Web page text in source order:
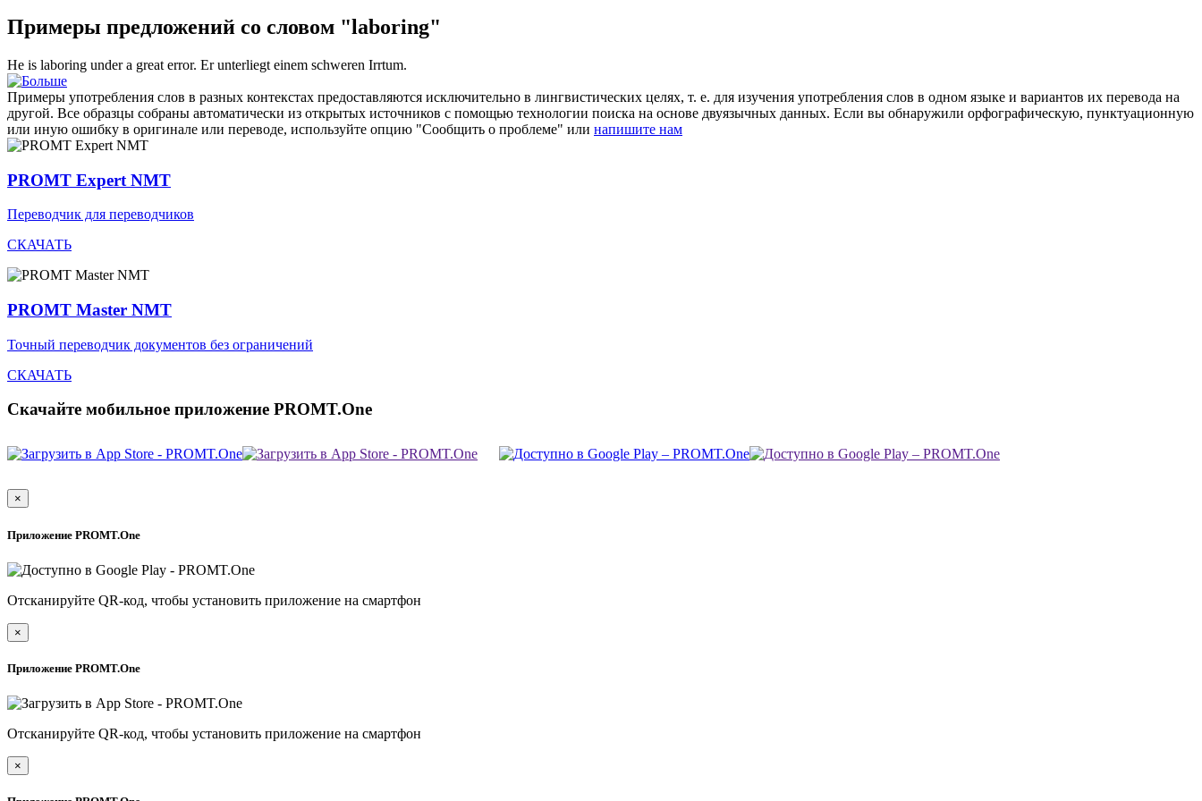
Примеры предложений со словом "laboring"
He is laboring under a great error. Er unterliegt einem schweren Irrtum.
Примеры употребления слов в разных контекстах предоставляются исключительно в лингвистических целях, т. е. для изучения употребления слов в одном языке и вариантов их перевода на
другой. Все образцы собраны автоматически из открытых источников с помощью технологии поиска на основе двуязычных данных. Если вы обнаружили орфографическую, пунктуационную
или иную ошибку в оригинале или переводе, используйте опцию "Сообщить о проблеме" или напишите нам
PROMT Expert NMT
Переводчик для переводчиков
СКАЧАТЬ
PROMT Master NMT
Точный переводчик документов без ограничений
СКАЧАТЬ
Скачайте мобильное приложение PROMT.One
×
Приложение PROMT.One
Отсканируйте QR-код, чтобы установить приложение на смартфон
×
Приложение PROMT.One
Отсканируйте QR-код, чтобы установить приложение на смартфон
×